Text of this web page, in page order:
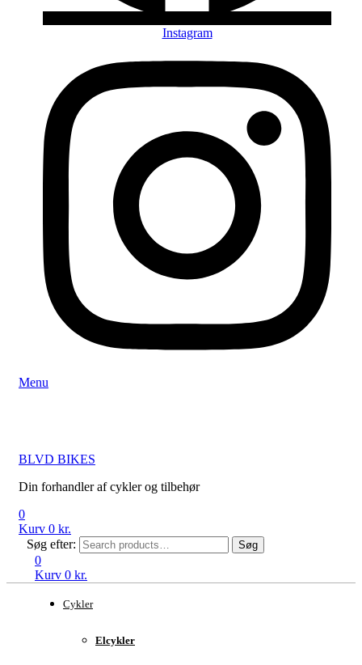
Instagram
Menu
BLVD BIKES
Din forhandler af cykler og tilbehør
0
Kurv 0 kr.
Søg efter:
Søg
0
Kurv 0 kr.
Cykler
Elcykler